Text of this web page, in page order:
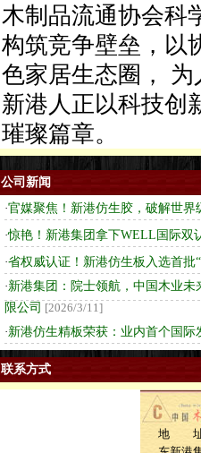
木制品流通协会科
构筑竞争壁垒，以
色家居生态圈，
新港人正以科技创
璀璨篇章。
公司新闻
·官媒聚焦！新港仿生胶，破解世
·惊艳！新港集团拿下WELL国际双
·省权威认证！新港仿生板入选首批
·新港集团：院士领航，中国木业
限公司 [2026/3/11]
·新港仿生精板荣获：业内首个国
联系方式
地 址